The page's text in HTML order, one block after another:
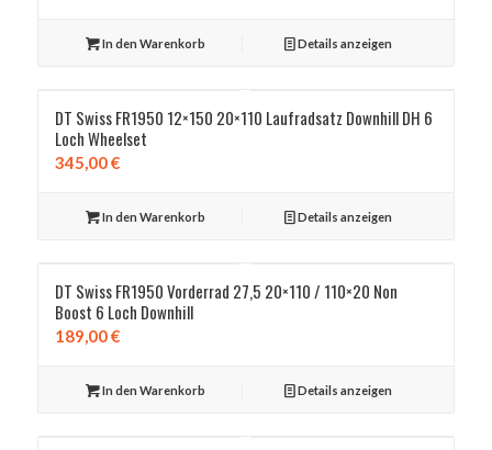
In den Warenkorb Details anzeigen
DT Swiss FR1950 12×150 20×110 Laufradsatz Downhill DH 6
Loch Wheelset
345,00€
In den Warenkorb Details anzeigen
DT Swiss FR1950 Vorderrad 27,5 20×110 / 110×20 Non
Boost 6 Loch Downhill
189,00€
In den Warenkorb Details anzeigen